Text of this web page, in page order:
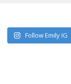
Follow Emily IG